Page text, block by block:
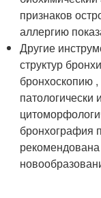
признаков
аллергию
Другие
структур
бронхоскопию
патологически
бронхография